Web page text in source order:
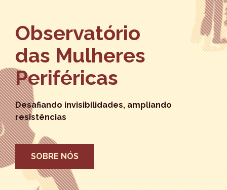
Observatório
das Mulheres
Periféricas
Desafiando invisibilidades, ampliando
resistências
SOBRE NÓS